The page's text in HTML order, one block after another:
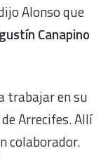
Alonso que
Canapino
trabajar en su
Arrecifes. Allí
colaborador.